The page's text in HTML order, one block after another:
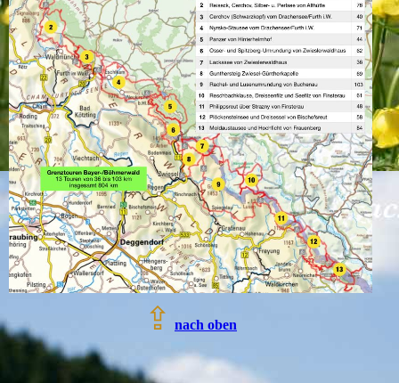
⇪ nach oben